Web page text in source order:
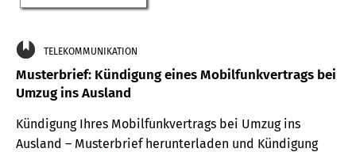
TELEKOMMUNIKATION
Musterbrief: Kündigung eines Mobilfunkvertrags bei
Umzug ins Ausland
Kündigung Ihres Mobilfunkvertrags bei Umzug ins
Ausland – Musterbrief herunterladen und Kündigung